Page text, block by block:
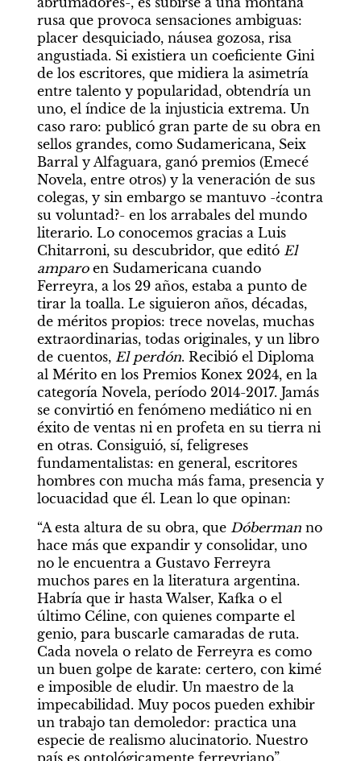
rusa que provoca sensaciones ambiguas:
placer desquiciado, náusea gozosa, risa
angustiada. Si existiera un coeficiente Gini
de los escritores, que midiera la asimetría
entre talento y popularidad, obtendría un
uno, el índice de la injusticia extrema. Un
caso raro: publicó gran parte de su obra en
sellos grandes, como Sudamericana, Seix
Barral y Alfaguara, ganó premios (Emecé
Novela, entre otros) y la veneración de sus
colegas, y sin embargo se mantuvo -¿contra
su voluntad?- en los arrabales del mundo
literario. Lo conocemos gracias a Luis
Chitarroni, su descubridor, que editó El
amparo en Sudamericana cuando
Ferreyra, a los 29 años, estaba a punto de
tirar la toalla. Le siguieron años, décadas,
de méritos propios: trece novelas, muchas
extraordinarias, todas originales, y un libro
de cuentos, El perdón. Recibió el Diploma
al Mérito en los Premios Konex 2024, en la
categoría Novela, período 2014-2017. Jamás
se convirtió en fenómeno mediático ni en
éxito de ventas ni en profeta en su tierra ni
en otras. Consiguió, sí, feligreses
fundamentalistas: en general, escritores
hombres con mucha más fama, presencia y
locuacidad que él. Lean lo que opinan:
“A esta altura de su obra, que Dóberman no
hace más que expandir y consolidar, uno
no le encuentra a Gustavo Ferreyra
muchos pares en la literatura argentina.
Habría que ir hasta Walser, Kafka o el
último Céline, con quienes comparte el
genio, para buscarle camaradas de ruta.
Cada novela o relato de Ferreyra es como
un buen golpe de karate: certero, con kimé
e imposible de eludir. Un maestro de la
impecabilidad. Muy pocos pueden exhibir
un trabajo tan demoledor: practica una
especie de realismo alucinatorio. Nuestro
país es ontológicamente ferreyriano”.